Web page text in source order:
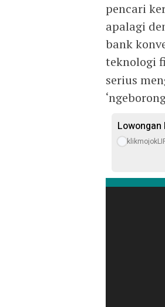
pencari
apalagi
bank
teknologi
serius